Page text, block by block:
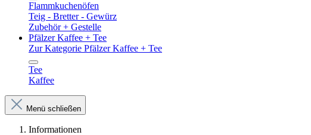
Flammkuchenöfen
Teig - Bretter - Gewürz
Zubehör + Gestelle
Pfälzer Kaffee + Tee
Zur Kategorie Pfälzer Kaffee + Tee
Tee
Kaffee
Menü schließen
Informationen